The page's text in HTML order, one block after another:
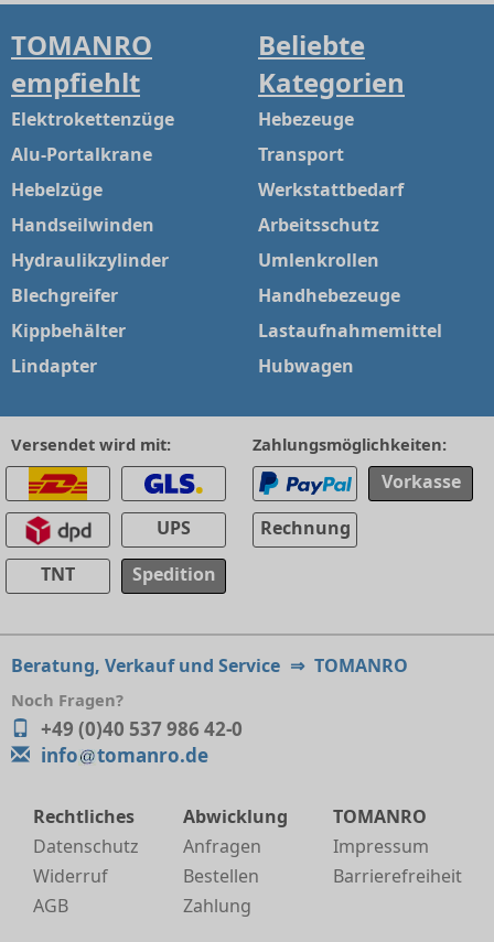
TOMANRO
empfiehlt
Elektrokettenzüge
Alu-Portalkrane
Hebelzüge
Handseilwinden
Hydraulikzylinder
Blechgreifer
Kippbehälter
Lindapter
Beliebte
Kategorien
Hebezeuge
Transport
Werkstattbedarf
Arbeitsschutz
Umlenkrollen
Handhebezeuge
Lastaufnahmemittel
Hubwagen
Versendet wird mit:
UPS
TNT
Spedition
Zahlungsmöglichkeiten:
Vorkasse
Rechnung
Beratung, Verkauf und Service ⇒ TOMANRO
Noch Fragen?
+49 (0)40 537 986 42-0
info
tomanro.de
Rechtliches
Datenschutz
Widerruf
AGB
Abwicklung
Anfragen
Bestellen
Zahlung
TOMANRO
Impressum
Barrierefreiheit